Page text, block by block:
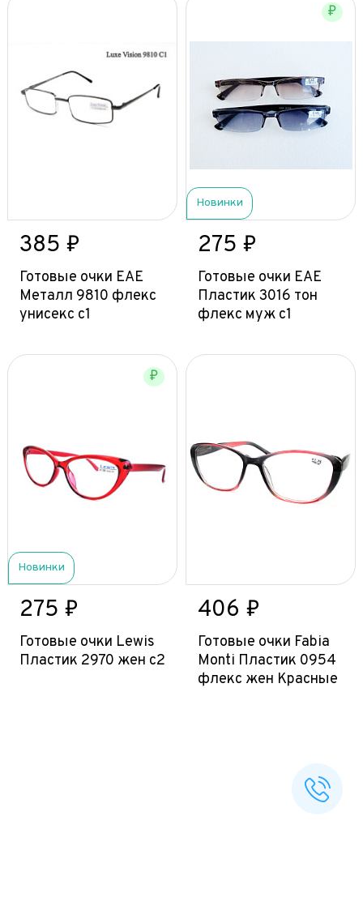
385 ₽
Готовые очки ЕАЕ
Металл 9810 флекс
унисекс с1
Новинки
₽
275 ₽
Готовые очки ЕАЕ
Пластик 3016 тон
флекс муж с1
Новинки
₽
275 ₽
Готовые очки Lewis
Пластик 2970 жен с2
406 ₽
Готовые очки Fabia
Monti Пластик 0954
флекс жен Красные